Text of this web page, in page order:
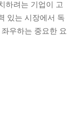
하려는 기업이 고
있는 시장에서 독
우하는 중요한 요